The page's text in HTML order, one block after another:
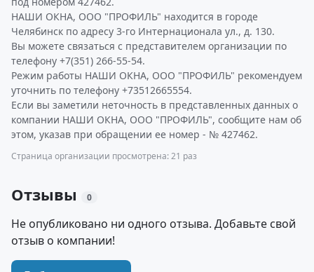
НАШИ ОКНА, ООО "ПРОФИЛЬ" находится в городе
Челябинск по адресу 3-го Интернационала ул., д. 130.
Вы можете связаться с представителем организации по
телефону +7(351) 266-55-54.
Режим работы НАШИ ОКНА, ООО "ПРОФИЛЬ" рекомендуем
уточнить по телефону +73512665554.
Если вы заметили неточность в представленных данных о
компании НАШИ ОКНА, ООО "ПРОФИЛЬ", сообщите нам об
этом, указав при обращении ее номер - № 427462.
Страница организации просмотрена: 21 раз
Отзывы 0
Не опубликовано ни одного отзыва. Добавьте свой
отзыв о компании!